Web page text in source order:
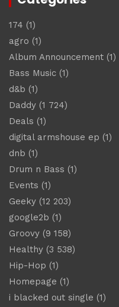
174 (1)
agro (1)
Album Announcement (1)
Bass Music (1)
d&b (1)
Daddy (1 724)
Deals (1)
digital armshouse ep (1)
dnb (1)
Drum n Bass (1)
Events (1)
Geeky (12 203)
google2b (1)
Groovy (9 158)
Healthy (3 538)
Hip-Hop (1)
Homepage (1)
i blacked out single (1)